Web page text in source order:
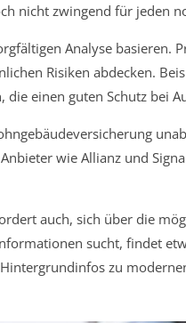
nicht zwingend für jeden
Analyse basieren.
Risiken abdecken.
die einen guten Schutz bei
wie Allianz und
auch, sich über die
sucht, findet
zu